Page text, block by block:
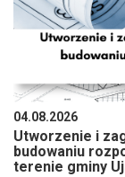
04.08.2026
Utworzenie i
budowaniu
terenie gminy